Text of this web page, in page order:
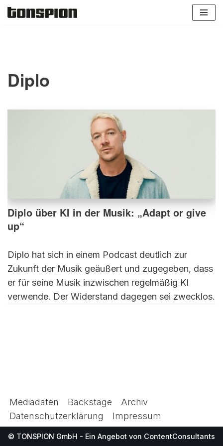
Diplo
Diplo über KI in der Musik: „Adapt or give
up“
Diplo hat sich in einem Podcast deutlich zur
Zukunft der Musik geäußert und zugegeben, dass
er für seine Musik inzwischen regelmäßig KI
verwende. Der Widerstand dagegen sei zwecklos.
Mediadaten Backstage
Archiv
Datenschutzerklärung
Impressum
© TONSPION GmbH - Ein Angebot von ContentConsultants